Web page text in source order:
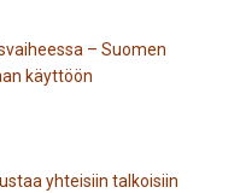
– Suomen
käyttöön
yhteisiin talkoisiin